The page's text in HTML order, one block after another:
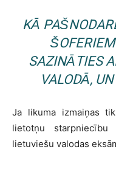
KĀ
SAZINĀTIES
VALODĀ,
Ja likuma izmaiņas
lietotņu starpniecību
lietuviešu valodas